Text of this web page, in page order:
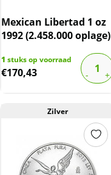
Mexican Libertad 1 oz
1992 (2.458.000 oplage)
1 stuks op voorraad
€170,43
Zilver